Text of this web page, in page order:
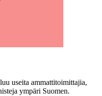
useita ammattitoimittajia,
ympäri Suomen.